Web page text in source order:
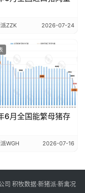
ZZK 2026-07-24
6月全国能繁母猪存
WGH 2026-07-16
积牧数据·新猪派·新禽况